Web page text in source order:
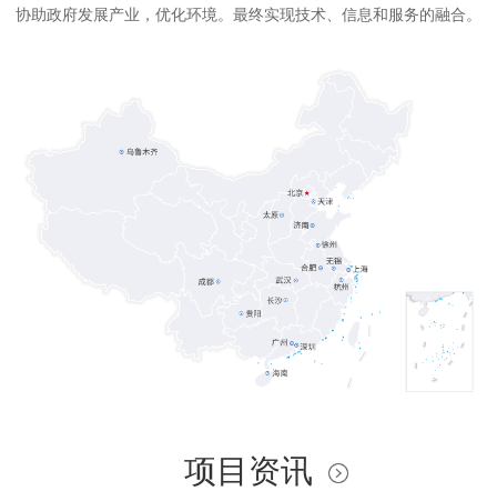
协助政府发展产业，优化环境。最终实现技术、信息和服务的融合。
项目资讯